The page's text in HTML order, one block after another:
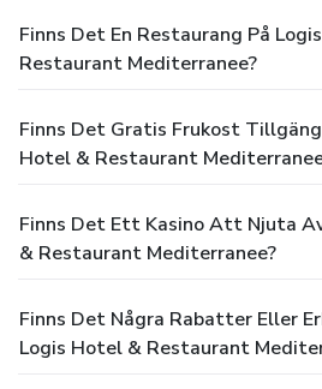
Finns Det En Restaurang På
Restaurant Mediterranee?
Finns Det Gratis Frukost
Hotel & Restaurant
Finns Det Ett Kasino Att Njuta
& Restaurant Mediterranee?
Finns Det Några Rabatter Eller
Logis Hotel & Restaurant